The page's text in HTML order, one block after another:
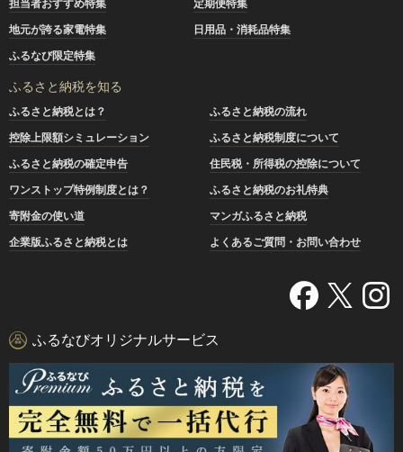
担当者おすすめ特集
定期便特集
地元が誇る家電特集
日用品・消耗品特集
ふるなび限定特集
ふるさと納税を知る
ふるさと納税とは？
ふるさと納税の流れ
控除上限額シミュレーション
ふるさと納税制度について
ふるさと納税の確定申告
住民税・所得税の控除について
ワンストップ特例制度とは？
ふるさと納税のお礼特典
寄附金の使い道
マンガふるさと納税
企業版ふるさと納税とは
よくあるご質問・お問い合わせ
ふるなびオリジナルサービス